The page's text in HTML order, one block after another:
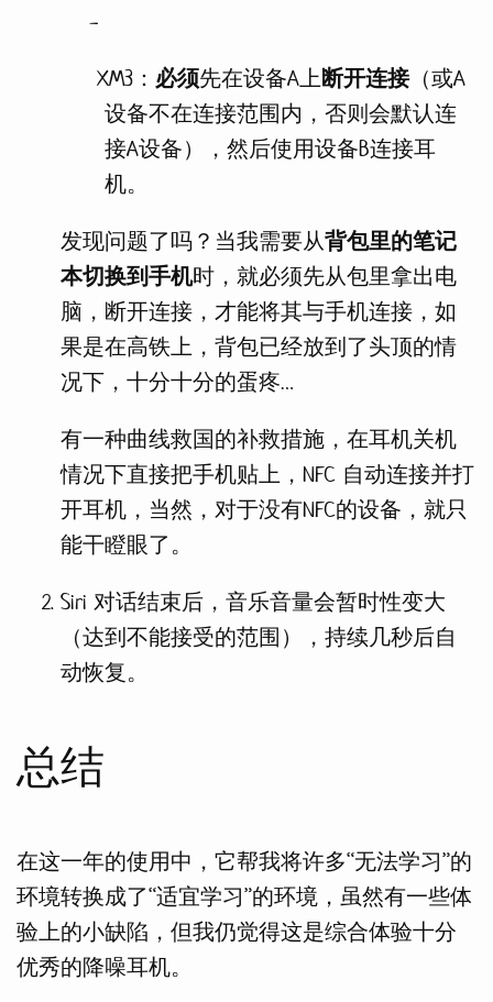
XM3： 必须先在设备A上断开连接（或A
设备不在连接范围内，否则会默认连
接A设备），然后使用设备B连接耳
机。
发现问题了吗？当我需要从背包里的笔记
本切换到手机时，就必须先从包里拿出电
脑，断开连接，才能将其与手机连接，如
果是在高铁上，背包已经放到了头顶的情
况下，十分十分的蛋疼…
有一种曲线救国的补救措施，在耳机关机
情况下直接把手机贴上，NFC 自动连接并打
开耳机，当然，对于没有NFC的设备，就只
能干瞪眼了。
Siri 对话结束后，音乐音量会暂时性变大
（达到不能接受的范围），持续几秒后自
动恢复。
总结
在这一年的使用中，它帮我将许多“无法学习”的
环境转换成了“适宜学习”的环境，虽然有一些体
验上的小缺陷，但我仍觉得这是综合体验十分
优秀的降噪耳机。